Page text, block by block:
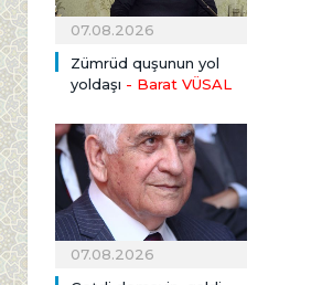
07.08.2026
Zümrüd quşunun yol
yoldaşı - Barat VÜSAL
07.08.2026